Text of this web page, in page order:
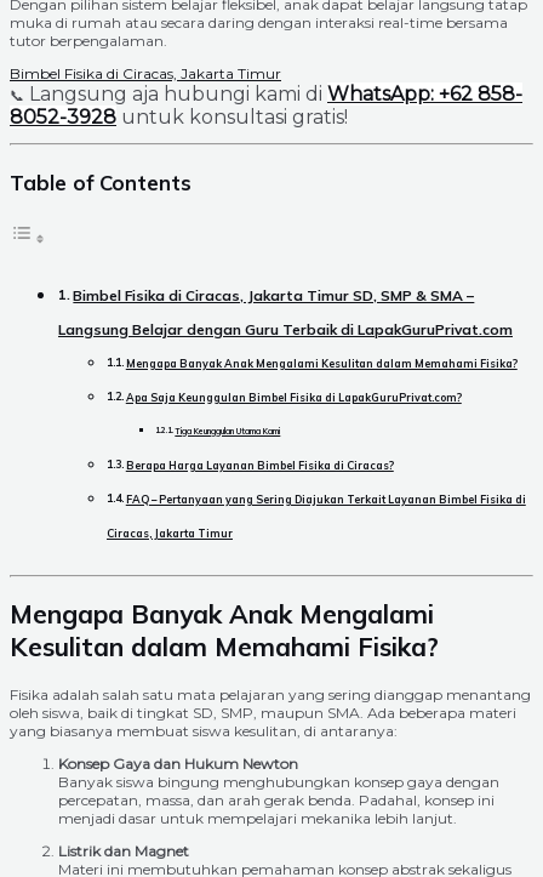
Dengan pilihan sistem belajar fleksibel, anak dapat belajar langsung tatap
muka di rumah atau secara daring dengan interaksi real-time bersama
tutor berpengalaman.
Bimbel Fisika di Ciracas, Jakarta Timur
📞 Langsung aja hubungi kami di WhatsApp: +62 858-
8052-3928 untuk konsultasi gratis!
Table of Contents
Bimbel Fisika di Ciracas, Jakarta Timur SD, SMP & SMA –
Langsung Belajar dengan Guru Terbaik di LapakGuruPrivat.com
Mengapa Banyak Anak Mengalami Kesulitan dalam Memahami Fisika?
Apa Saja Keunggulan Bimbel Fisika di LapakGuruPrivat.com?
Tiga Keunggulan Utama Kami
Berapa Harga Layanan Bimbel Fisika di Ciracas?
FAQ – Pertanyaan yang Sering Diajukan Terkait Layanan Bimbel Fisika di
Ciracas, Jakarta Timur
Mengapa Banyak Anak Mengalami
Kesulitan dalam Memahami Fisika?
Fisika adalah salah satu mata pelajaran yang sering dianggap menantang
oleh siswa, baik di tingkat SD, SMP, maupun SMA. Ada beberapa materi
yang biasanya membuat siswa kesulitan, di antaranya:
Konsep Gaya dan Hukum Newton
Banyak siswa bingung menghubungkan konsep gaya dengan
percepatan, massa, dan arah gerak benda. Padahal, konsep ini
menjadi dasar untuk mempelajari mekanika lebih lanjut.
Listrik dan Magnet
Materi ini membutuhkan pemahaman konsep abstrak sekaligus